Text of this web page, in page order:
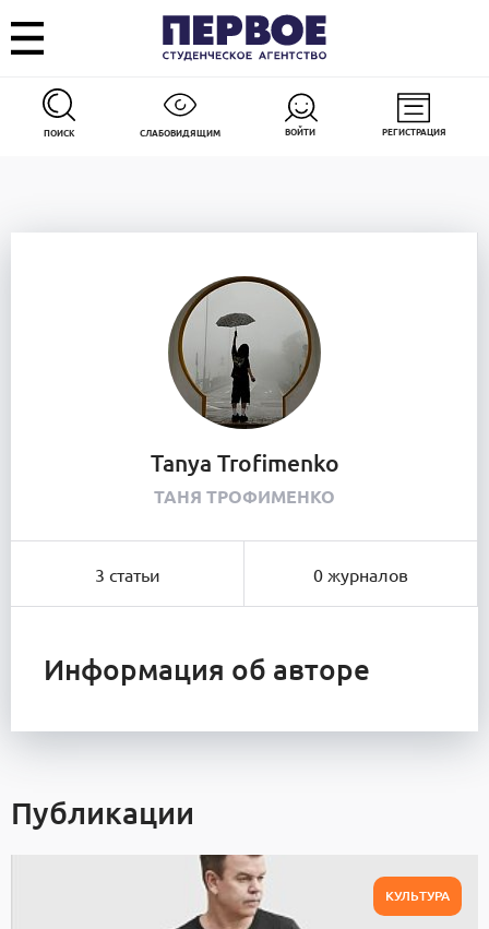
ПОИСК СЛАБОВИДЯЩИМ ВОЙТИ РЕГИСТРАЦИЯ
Tanya Trofimenko
ТАНЯ ТРОФИМЕНКО
3 статьи 0 журналов
Информация об авторе
Публикации
КУЛЬТУРА